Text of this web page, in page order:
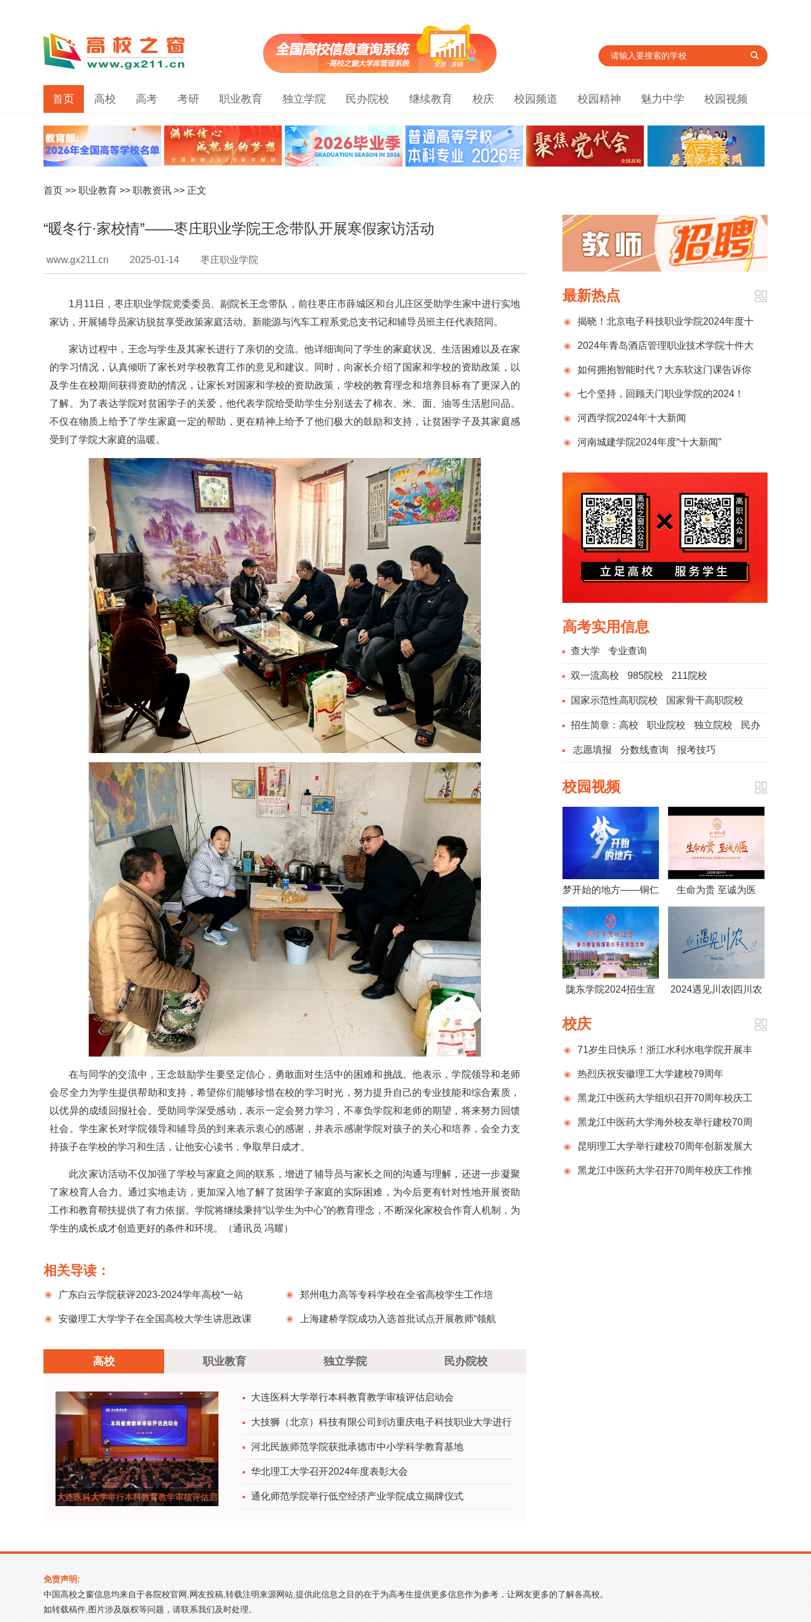
首页 高校 高考 考研 职业教育 独立学院 民办院校 继续教育 校庆 校园频道 校园精神 魅力中学 校园视频
首页 >> 职业教育 >> 职教资讯 >> 正文
“暖冬行·家校情”——枣庄职业学院王念带队开展寒假家访活动
www.gx211.cn 2025-01-14 枣庄职业学院
1月11日，枣庄职业学院党委委员、副院长王念带队，前往枣庄市薛城区和台儿庄区受助学生家中进行实地
家访，开展辅导员家访脱贫享受政策家庭活动。新能源与汽车工程系党总支书记和辅导员班主任代表陪同。
家访过程中，王念与学生及其家长进行了亲切的交流。他详细询问了学生的家庭状况、生活困难以及在家
的学习情况，认真倾听了家长对学校教育工作的意见和建议。同时，向家长介绍了国家和学校的资助政策，以
及学生在校期间获得资助的情况，让家长对国家和学校的资助政策，学校的教育理念和培养目标有了更深入的
了解。为了表达学院对贫困学子的关爱，他代表学院给受助学生分别送去了棉衣、米、面、油等生活慰问品。
不仅在物质上给予了学生家庭一定的帮助，更在精神上给予了他们极大的鼓励和支持，让贫困学子及其家庭感
受到了学院大家庭的温暖。
在与同学的交流中，王念鼓励学生要坚定信心，勇敢面对生活中的困难和挑战。他表示，学院领导和老师
会尽全力为学生提供帮助和支持，希望你们能够珍惜在校的学习时光，努力提升自己的专业技能和综合素质，
以优异的成绩回报社会。受助同学深受感动，表示一定会努力学习，不辜负学院和老师的期望，将来努力回馈
社会。学生家长对学院领导和辅导员的到来表示衷心的感谢，并表示感谢学院对孩子的关心和培养，会全力支
持孩子在学校的学习和生活，让他安心读书，争取早日成才。
此次家访活动不仅加强了学校与家庭之间的联系，增进了辅导员与家长之间的沟通与理解，还进一步凝聚
了家校育人合力。通过实地走访，更加深入地了解了贫困学子家庭的实际困难，为今后更有针对性地开展资助
工作和教育帮扶提供了有力依据。学院将继续秉持“以学生为中心”的教育理念，不断深化家校合作育人机制，为
学生的成长成才创造更好的条件和环境。（通讯员 冯耀）
相关导读：
广东白云学院获评2023-2024学年高校“一站
式”学生社区建设A级单位
郑州电力高等专科学校在全省高校学生工作培
训上作典型经验交流发言
安徽理工大学学子在全国高校大学生讲思政课 上海建桥学院成功入选首批试点开展教师“领航
高校 职业教育 独立学院 民办院校
大连医科大学举行本科教育教学审核评估启
大连医科大学举行本科教育教学审核评估启动会
大技狮（北京）科技有限公司到访重庆电子科技职业大学进行
河北民族师范学院获批承德市中小学科学教育基地
华北理工大学召开2024年度表彰大会
通化师范学院举行低空经济产业学院成立揭牌仪式
最新热点
揭晓！北京电子科技职业学院2024年度十
大新闻2024年青岛酒店管理职业技术学院十件大
事 如何拥抱智能时代？大东软这门课告诉你
七个坚持，回顾天门职业学院的2024！
河西学院2024年十大新闻
河南城建学院2024年度“十大新闻”
高考实用信息
查大学 专业查询
双一流高校 985院校 211院校
国家示范性高职院校 国家骨干高职院校
招生简章： 高校 职业院校 独立院校 民办
院校志愿填报 分数线查询 报考技巧
校园视频
梦开始的地方——铜仁
幼儿师范高等专科学校
生命为贵 至诚为医
2024年宣传片
陇东学院2024招生宣 2024遇见川农|四川农
校庆
71岁生日快乐！浙江水利水电学院开展丰
富多彩的庆祝建校71周年系列活动
热烈庆祝安徽理工大学建校79周年
黑龙江中医药大学组织召开70周年校庆工
作推进会议
黑龙江中医药大学海外校友举行建校70周
年庆祝活动
昆明理工大学举行建校70周年创新发展大
会 黑龙江中医药大学召开70周年校庆工作推
免责声明:
中国高校之窗信息均来自于各院校官网,网友投稿,转载注明来源网站,提供此信息之目的在于为高考生提供更多信息作为参考，让网友更多的了解各高校。
如转载稿件,图片涉及版权等问题，请联系我们及时处理。